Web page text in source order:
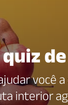
quiz
você
interior